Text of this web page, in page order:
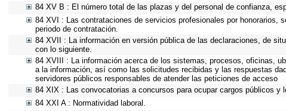
84 XV B : El número total de las plazas y del personal de confianza,
84 XVI : Las contrataciones de servicios profesionales por honorarios,
periodo de contratación.
84 XVII : La información en versión pública de las declaraciones, de
con lo siguiente.
84 XVIII : La información acerca de los sistemas, procesos, oficinas,
a la información, así como las solicitudes recibidas y las respuestas
servidores públicos responsables de atender las peticiones de acceso
84 XIX : Las convocatorias a concursos para ocupar cargos públicos y
84 XXI A : Normatividad laboral.